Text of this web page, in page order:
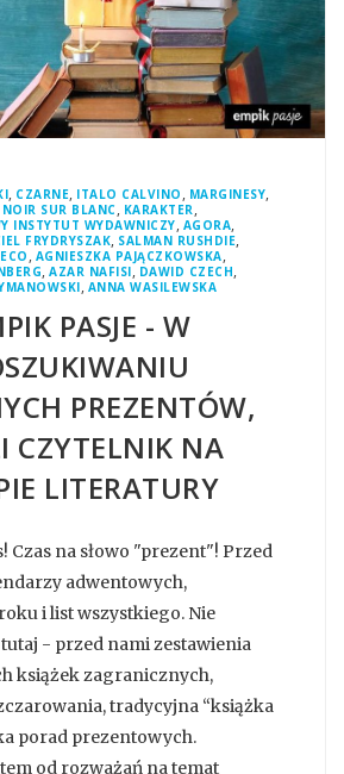
, CZARNE, ITALO CALVINO , MARGINESY,
NOIR SUR BLANC, KARAKTER ,
INSTYTUT WYDAWNICZY, AGORA,
FRYDRYSZAK, SALMAN RUSHDIE,
, AGNIESZKA PAJĄCZKOWSKA,
, AZAR NAFISI, DAWID CZECH,
, ANNA WASILEWSKA
PASJE - W
PREZENTÓW,
CZYTELNIK NA
LITERATURY
Czas na słowo "prezent"! Przed
adwentowych,
i list wszystkiego. Nie
- przed nami zestawienia
książek zagranicznych,
tradycyjna “książka
porad prezentowych.
od rozważań na temat